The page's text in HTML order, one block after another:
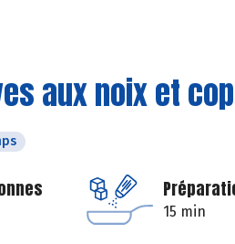
aux noix et
15 min